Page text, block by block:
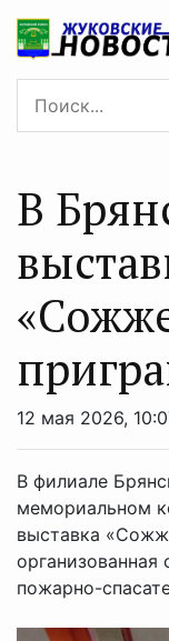
В
12 мая 2026,
В филиале
мемориальном
выставка
пожарно-